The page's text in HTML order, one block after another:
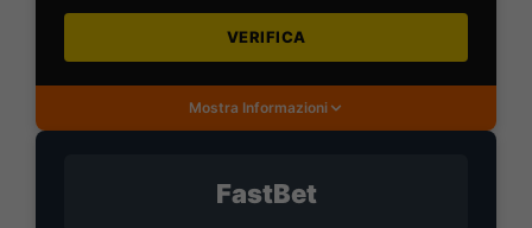
VERIFICA
Mostra Informazioni
FastBet